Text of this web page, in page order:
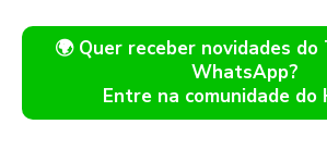
🌍 Quer receber novidades do
WhatsApp?
Entre na comunidade do